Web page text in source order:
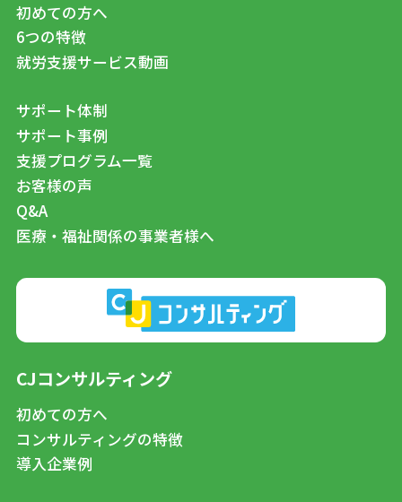
初めての方へ
6つの特徴
就労支援サービス動画
サポート体制
サポート事例
支援プログラム一覧
お客様の声
Q&A
医療・福祉関係の事業者様へ
CJコンサルティング
初めての方へ
コンサルティングの特徴
導入企業例